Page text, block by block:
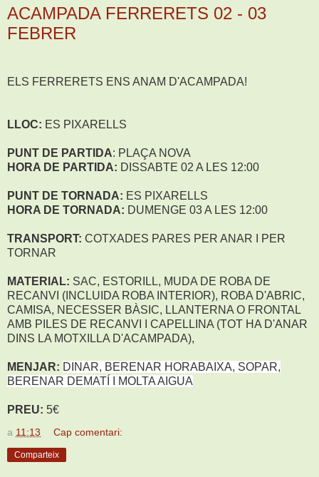
ACAMPADA FERRERETS 02 - 03
FEBRER
ELS FERRERETS ENS ANAM D'ACAMPADA!
LLOC: ES PIXARELLS
PUNT DE PARTIDA: PLAÇA NOVA
HORA DE PARTIDA: DISSABTE 02 A LES 12:00
PUNT DE TORNADA: ES PIXARELLS
HORA DE TORNADA: DUMENGE 03 A LES 12:00
TRANSPORT: COTXADES PARES PER ANAR I PER
TORNAR
MATERIAL: SAC, ESTORILL, MUDA DE ROBA DE
RECANVI (INCLUIDA ROBA INTERIOR), ROBA D'ABRIC,
CAMISA, NECESSER BÀSIC, LLANTERNA O FRONTAL
AMB PILES DE RECANVI I CAPELLINA (TOT HA D'ANAR
DINS LA MOTXILLA D'ACAMPADA),
MENJAR: DINAR, BERENAR HORABAIXA, SOPAR,
BERENAR DEMATÍ I MOLTA AIGUA
PREU: 5€
a 11:13 Cap comentari:
Comparteix